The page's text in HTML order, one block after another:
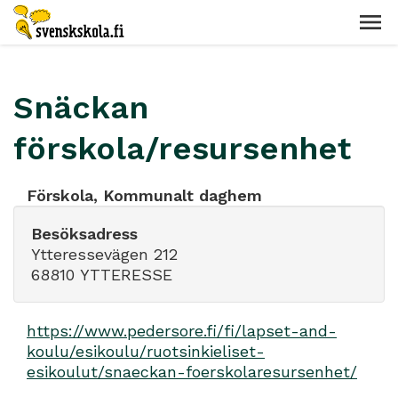
Snäckan
förskola/resursenhet
Förskola, Kommunalt daghem
Besöksadress
Ytteressevägen 212
68810 YTTERESSE
https://www.pedersore.fi/fi/lapset-and-
koulu/esikoulu/ruotsinkieliset-
esikoulut/snaeckan-foerskolaresursenhet/